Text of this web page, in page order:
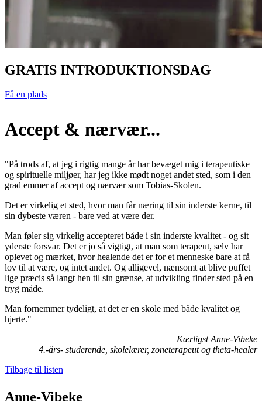
GRATIS INTRODUKTIONSDAG
Få en plads
Accept & nærvær...
"På trods af, at jeg i rigtig mange år har bevæget mig i terapeutiske
og spirituelle miljøer, har jeg ikke mødt noget andet sted, som i den
grad emmer af accept og nærvær som Tobias-Skolen.
Det er virkelig et sted, hvor man får næring til sin inderste kerne, til
sin dybeste væren - bare ved at være der.
Man føler sig virkelig accepteret både i sin inderste kvalitet - og sit
yderste forsvar. Det er jo så vigtigt, at man som terapeut, selv har
oplevet og mærket, hvor healende det er for et menneske bare at få
lov til at være, og intet andet. Og alligevel, nænsomt at blive puffet
lige præcis så langt hen til sin grænse, at udvikling finder sted på en
tryg måde.
Man fornemmer tydeligt, at det er en skole med både kvalitet og
hjerte."
Kærligst Anne-Vibeke
4.-års- studerende, skolelærer, zoneterapeut og theta-healer
Tilbage til listen
Anne-Vibeke